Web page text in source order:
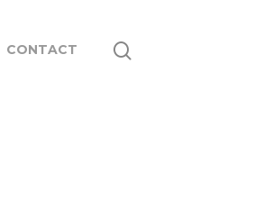
CONTACT